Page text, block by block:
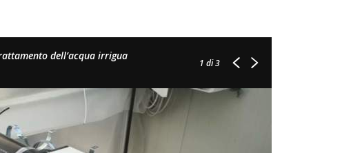
dell’acqua irrigua
1 di 3